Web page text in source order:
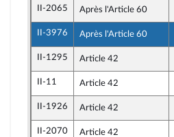
II-2065 Après l'Article 60
II-3976 Après l'Article 60
II-1295 Article 42
II-11 Article 42
II-1926 Article 42
II-2070 Article 42